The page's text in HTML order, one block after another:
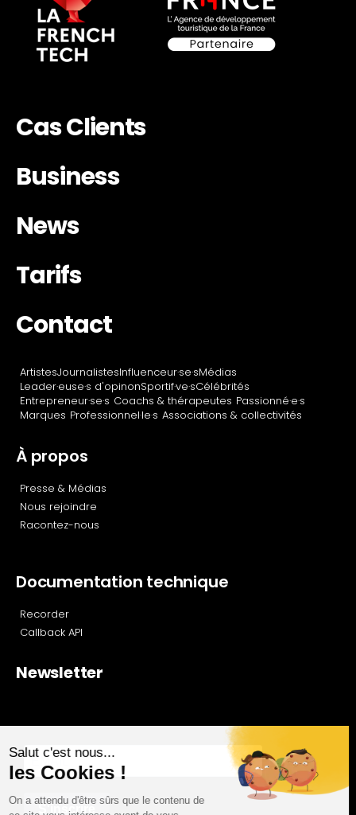
Cas Clients
Business
News
Tarifs
Contact
ArtistesJournalistesInfluenceur·se·sMédias
Leader·euse·s d'opinonSportif·ve·sCélébrités
Entrepreneur·se·s Coachs & thérapeutes Passionné·e·s
Marques Professionnel·le·s Associations & collectivités
À propos
Presse & Médias
Nous rejoindre
Racontez-nous
Documentation technique
Recorder
Callback API
Newsletter